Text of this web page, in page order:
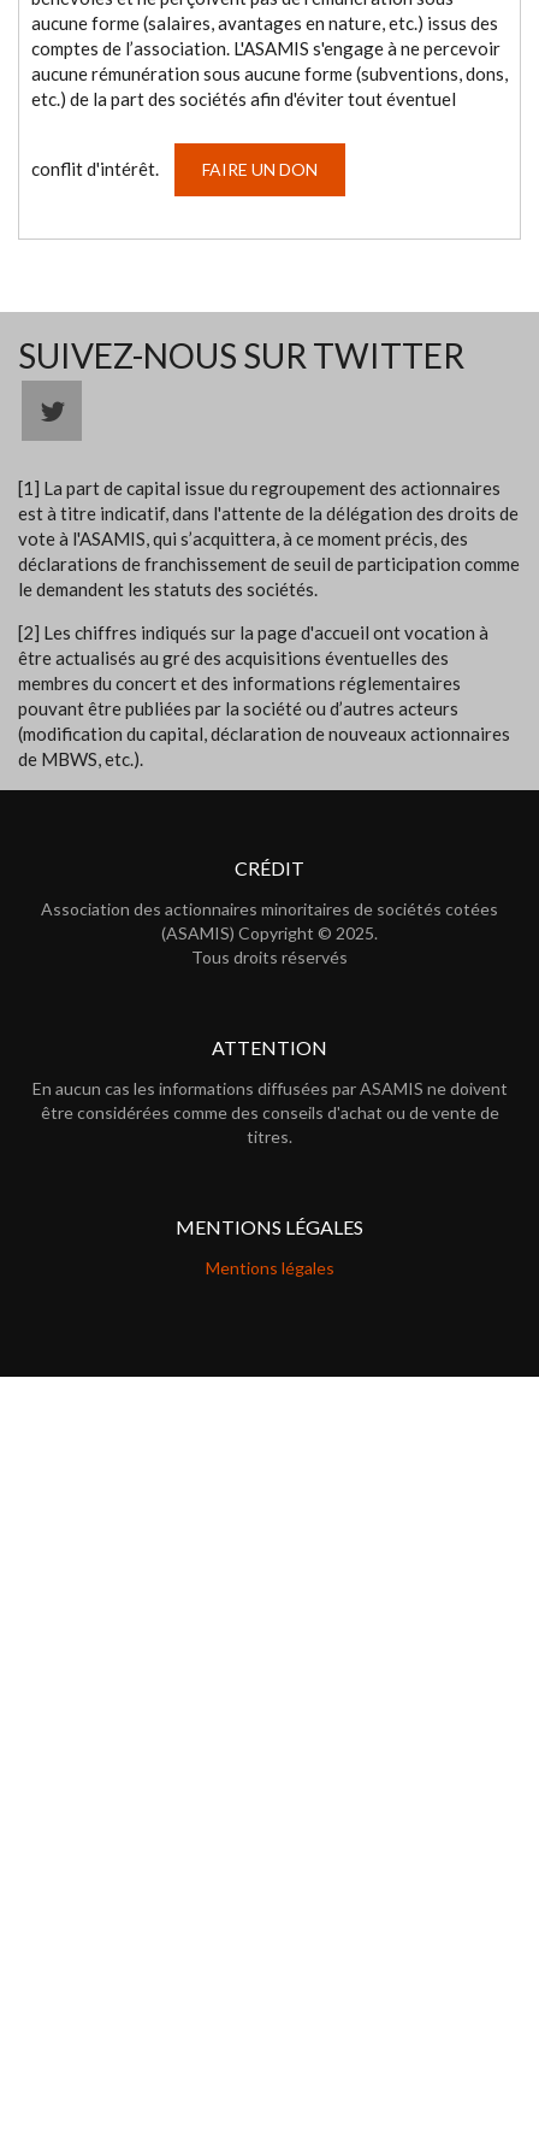
aucune forme (salaires, avantages en nature, etc.) issus des
comptes de l’association. L'ASAMIS s'engage à ne percevoir
aucune rémunération sous aucune forme (subventions, dons,
etc.) de la part des sociétés afin d'éviter tout éventuel
conflit d'intérêt. FAIRE UN DON
SUIVEZ-NOUS SUR TWITTER
[1] La part de capital issue du regroupement des actionnaires
est à titre indicatif, dans l'attente de la délégation des droits de
vote à l'ASAMIS, qui s’acquittera, à ce moment précis, des
déclarations de franchissement de seuil de participation comme
le demandent les statuts des sociétés.
[2] Les chiffres indiqués sur la page d'accueil ont vocation à
être actualisés au gré des acquisitions éventuelles des
membres du concert et des informations réglementaires
pouvant être publiées par la société ou d’autres acteurs
(modification du capital, déclaration de nouveaux actionnaires
de MBWS, etc.).
CRÉDIT
Association des actionnaires minoritaires de sociétés cotées
(ASAMIS) Copyright © 2025.
Tous droits réservés
ATTENTION
En aucun cas les informations diffusées par ASAMIS ne doivent
être considérées comme des conseils d'achat ou de vente de
titres.
MENTIONS LÉGALES
Mentions légales